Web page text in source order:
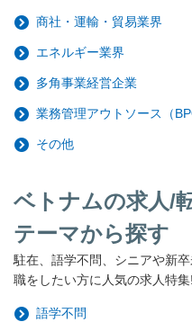
商社・運輸・貿易業界
エネルギー業界
多角事業経営企業
業務管理アウトソース（
その他
ベトナムの求人/
テーマから探す
駐在、語学不問、シニアや新
職をしたい方に人気の求人特集!
語学不問